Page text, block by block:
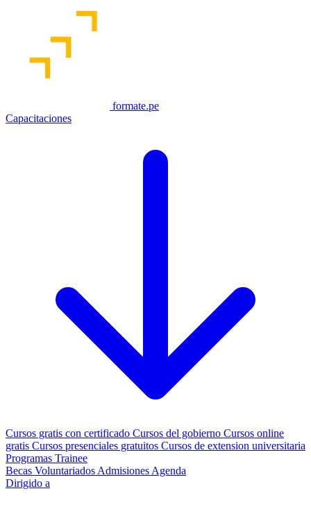
formate.pe
Capacitaciones
Cursos gratis con certificado Cursos del gobierno Cursos online
gratis Cursos presenciales gratuitos Cursos de extension universitaria
Programas Trainee
Becas Voluntariados Admisiones Agenda
Dirigido a